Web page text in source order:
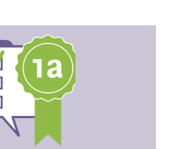
module waarin de
van de coach aan
komen.
Meer info